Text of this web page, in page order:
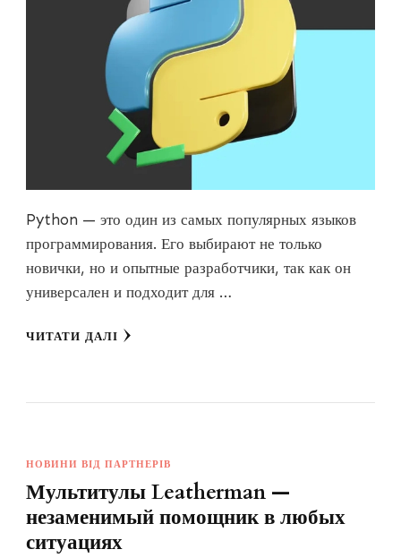
Python — это один из самых популярных языков
программирования. Его выбирают не только
новички, но и опытные разработчики, так как он
универсален и подходит для …
ЧИТАТИ ДАЛІ
НОВИНИ ВІД ПАРТНЕРІВ
Мультитулы Leatherman —
незаменимый помощник в любых
ситуациях